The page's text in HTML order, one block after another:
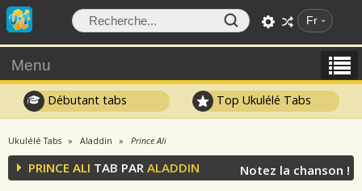
Fr
Menu
Débutant tabs Top Ukulélé Tabs
Ukulélé Tabs Aladdin Prince Ali
PRINCE ALI TAB PAR ALADDIN
Notez la chanson !